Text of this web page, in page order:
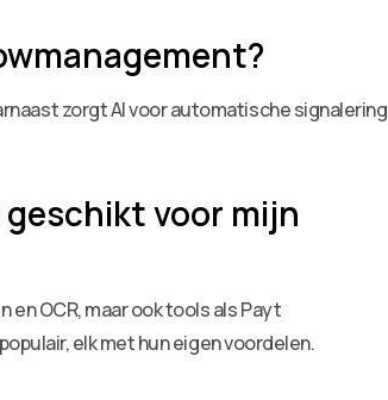
zorgt AI voor automatische signalering
voor mijn
OCR, maar ook tools als Payt
elk met hun eigen voordelen.